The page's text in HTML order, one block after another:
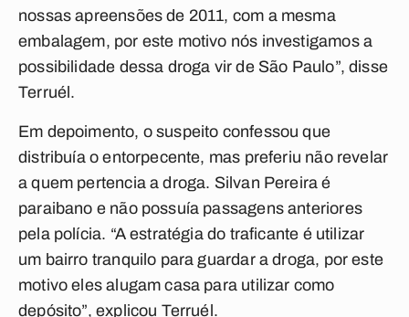
nossas apreensões de 2011, com a mesma
embalagem, por este motivo nós investigamos a
possibilidade dessa droga vir de São Paulo”, disse
Terruél.
Em depoimento, o suspeito confessou que
distribuía o entorpecente, mas preferiu não revelar
a quem pertencia a droga. Silvan Pereira é
paraibano e não possuía passagens anteriores
pela polícia. “A estratégia do traficante é utilizar
um bairro tranquilo para guardar a droga, por este
motivo eles alugam casa para utilizar como
depósito”, explicou Terruél.